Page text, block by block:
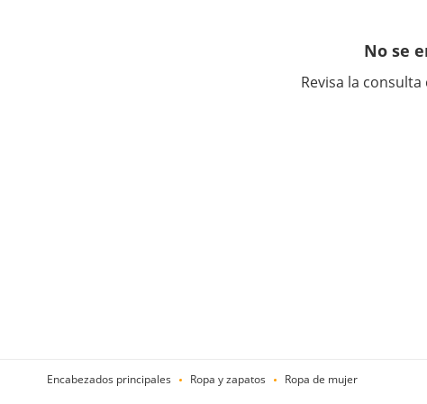
No se
Revisa la
Encabezados principales Ropa y zapatos Ropa de mujer